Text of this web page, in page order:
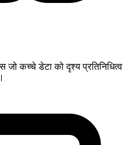
कच्चे डेटा को दृश्य प्रतिनिधित्व